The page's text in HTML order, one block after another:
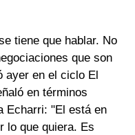
tiene que hablar. No
que son
ayer en el ciclo El
en términos
Echarri: "El está en
lo que quiera. Es